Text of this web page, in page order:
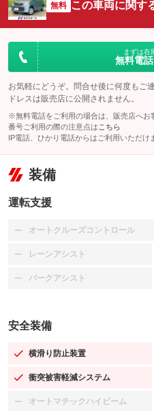
無料 この車両に関す
まずは在
無料電
お気軽にどうぞ。問合せ後に何度もご
ドレスは販売店に公開されません。
※無料電話をご利用の場合は、販売店へお
番号ご利用の際の注意点は こちら
IP電話、ひかり電話からはご利用いただけ
装備
運転支援
オートクルーズコントロール
：装備なし
レーンアシスト
：装備なし
パークアシスト
：装備なし
安全装備
横滑り防止装置
：装備あり
衝突被害軽減システム
：装備あり
オートマチックハイビーム
：装備なし